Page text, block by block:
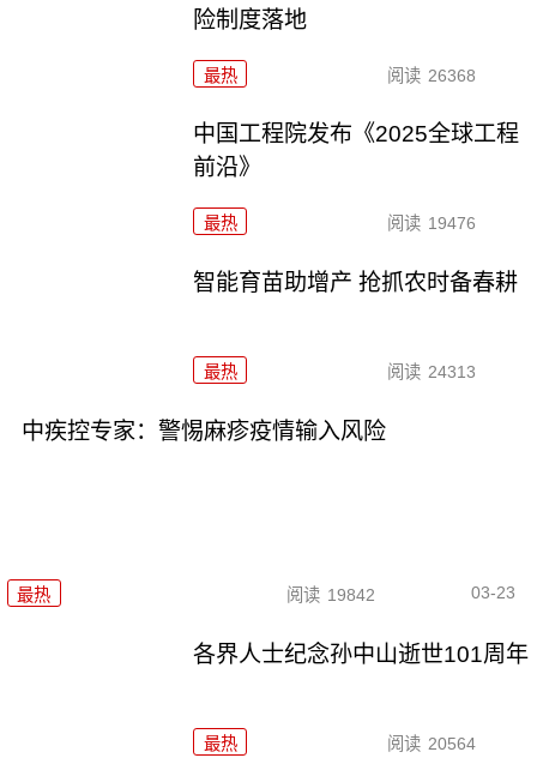
险制度落地
最热 阅读 26368
中国工程院发布《2025全球工程
前沿》
最热 阅读 19476
智能育苗助增产 抢抓农时备春耕
最热 阅读 24313
中疾控专家：警惕麻疹疫情输入风险
最热 阅读 19842 03-23
各界人士纪念孙中山逝世101周年
最热 阅读 20564